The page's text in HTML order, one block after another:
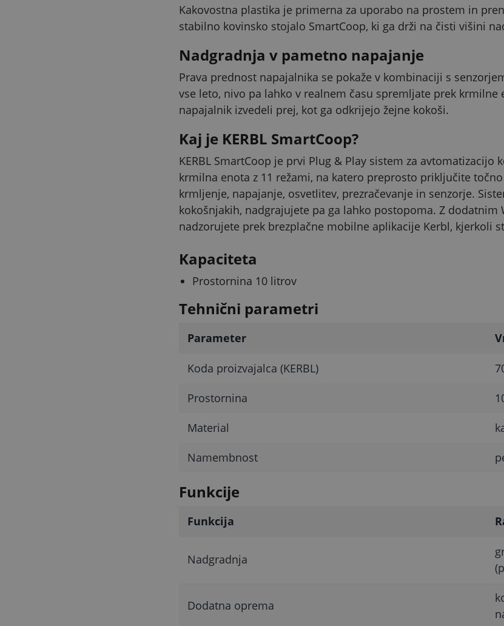
Kakovostna plastika je primerna za uporabo na prostem in
stabilno kovinsko stojalo SmartCoop, ki ga drži na čisti višini
Nadgradnja v pametno napajanje
Prava prednost napajalnika se pokaže v kombinaciji s
vse leto, nivo pa lahko v realnem času spremljate prek
napajalnik izvedeli prej, kot ga odkrijejo žejne kokoši.
Kaj je KERBL SmartCoop?
KERBL SmartCoop je prvi Plug & Play sistem za
krmilna enota z 11 režami, na katero preprosto priključite
krmljenje, napajanje, osvetlitev, prezračevanje in senzorje.
kokošnjakih, nadgrajujete pa ga lahko postopoma. Z
nadzorujete prek brezplačne mobilne aplikacije Kerbl, kjerkoli
Kapaciteta
Prostornina 10 litrov
Tehnični parametri
Parameter
Koda proizvajalca (KERBL)
Prostornina
Material
Namembnost
Funkcije
Funkcija
Nadgradnja
Dodatna oprema